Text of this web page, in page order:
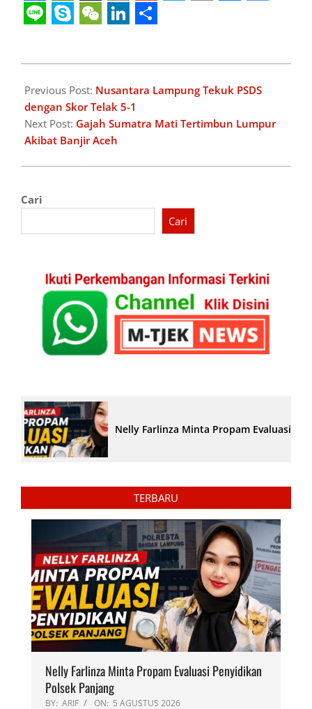
Facebook
WhatsApp
X Copy
Link
Gmail
12-
04
Previous Post: Nusantara Lampung Tekuk PSDS
dengan Skor Telak 5-1
Next Post: Gajah Sumatra Mati Tertimbun Lumpur
Akibat Banjir Aceh
Cari
Cari
Nelly Farlinza Minta Propam Evaluasi
TERBARU
Nelly Farlinza Minta Propam Evaluasi Penyidikan
Polsek Panjang
BY: ARIF ON: 5 AGUSTUS 2026